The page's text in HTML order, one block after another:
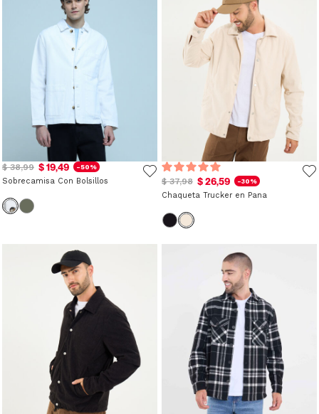
$ 38,99 $ 19,49 -50%
Sobrecamisa Con Bolsillos $ 37,98 $ 26,59 -30%
Chaqueta Trucker en Pana